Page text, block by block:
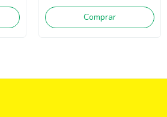
Comprar